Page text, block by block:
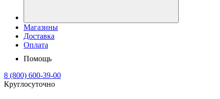
Магазины
Доставка
Оплата
Помощь
8 (800) 600-39-00
Круглосуточно